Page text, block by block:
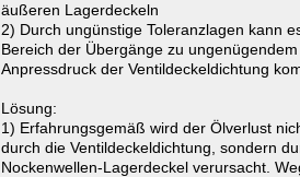
äußeren Lagerdeckeln
2) Durch ungünstige Toleranzlagen kann
Bereich der Übergänge zu ungenügendem
Anpressdruck der Ventildeckeldichtung
Lösung:
1) Erfahrungsgemäß wird der Ölverlust
durch die Ventildeckeldichtung, sondern
Nockenwellen-Lagerdeckel verursacht.